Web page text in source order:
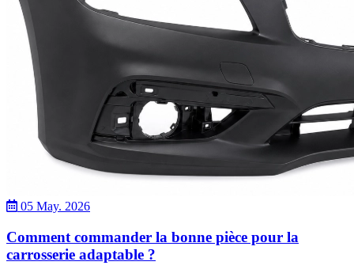
05 May. 2026
Comment commander la bonne pièce pour la
carrosserie adaptable ?